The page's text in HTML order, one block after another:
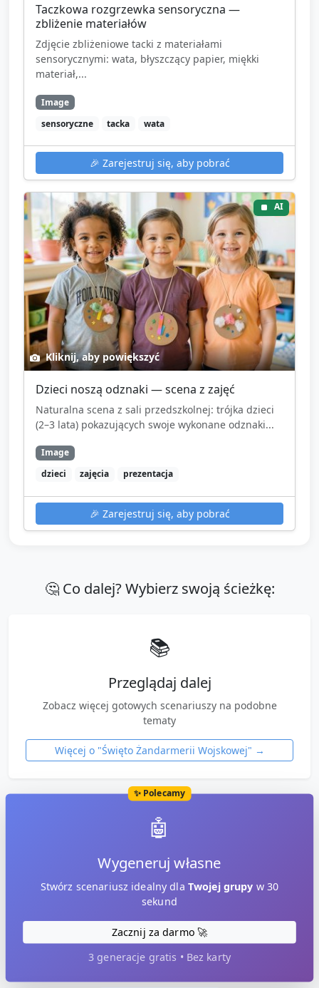
Taczkowa rozgrzewka sensoryczna —
zbliżenie materiałów
Zdjęcie zbliżeniowe tacki z materiałami
sensorycznymi: wata, błyszczący papier, miękki
materiał,...
Image
sensoryczne
tacka wata
🎉 Zarejestruj się, aby pobrać
AI
Kliknij, aby powiększyć
Dzieci noszą odznaki — scena z zajęć
Naturalna scena z sali przedszkolnej: trójka dzieci
(2–3 lata) pokazujących swoje wykonane odznaki...
Image
dzieci
zajęcia prezentacja
🎉 Zarejestruj się, aby pobrać
🤔 Co dalej? Wybierz swoją ścieżkę:
📚
Przeglądaj dalej
Zobacz więcej gotowych scenariuszy na podobne
tematy
Więcej o "Święto Żandarmerii Wojskowej" →
✨ Polecamy
🤖
Wygeneruj własne
Stwórz scenariusz idealny dla Twojej grupy w 30
sekund
Zacznij za darmo 🚀
3 generacje gratis • Bez karty